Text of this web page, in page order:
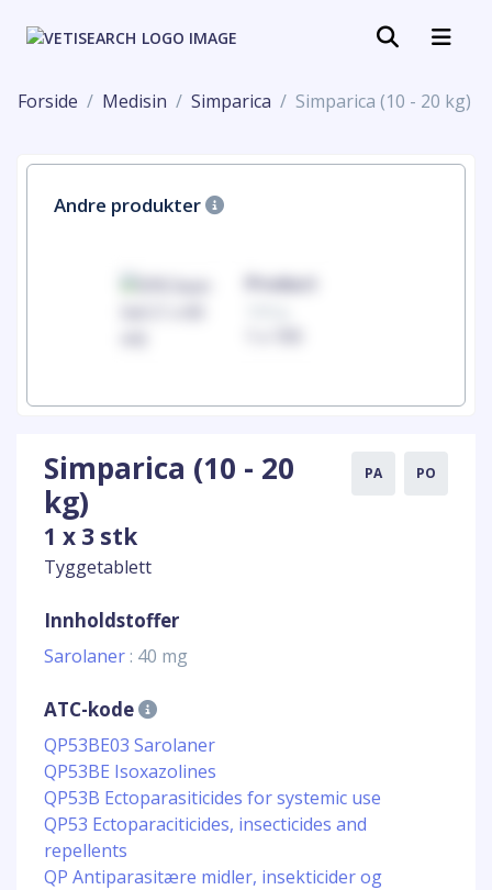
Forside Medisin Simparica Simparica (10 - 20 kg)
Andre produkter
Product
Simparica (10 - 20
kg)
1 x 3 stk
Tyggetablett
PA PO
Innholdstoffer
Sarolaner : 40 mg
ATC-kode
QP53BE03 Sarolaner
QP53BE Isoxazolines
QP53B Ectoparasiticides for systemic use
QP53 Ectoparaciticides, insecticides and
repellents
QP Antiparasitære midler, insekticider og